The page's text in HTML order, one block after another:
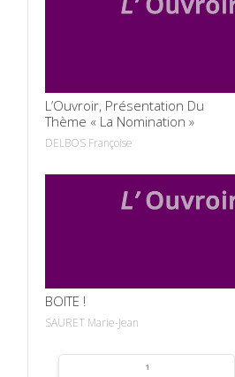
L’Ouvroir, Présentation Du
Thème « La Nomination »
DELBOS Françoise
BOITE !
SAURET Marie-Jean
1